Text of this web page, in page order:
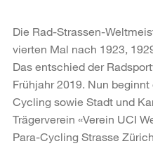
Die Rad-Strassen-
vierten Mal nach 1923,
Das entschied der
Frühjahr 2019. Nun
Cycling sowie Stadt und
Trägerverein «Verein UCI
Para-Cycling Strasse